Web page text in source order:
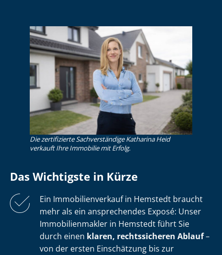
Die zertifizierte Sachverständige Katharina Heid
verkauft Ihre Immobilie mit Erfolg.
Das Wichtigste in Kürze
Ein Im­mo­bi­li­en­ver­kauf in Hemstedt braucht
mehr als ein ansprechendes Exposé: Unser
Im­mo­bi­li­en­mak­ler in Hemstedt führt Sie
durch einen klaren, rechtssicheren Ablauf–
von der ersten Einschätzung bis zur